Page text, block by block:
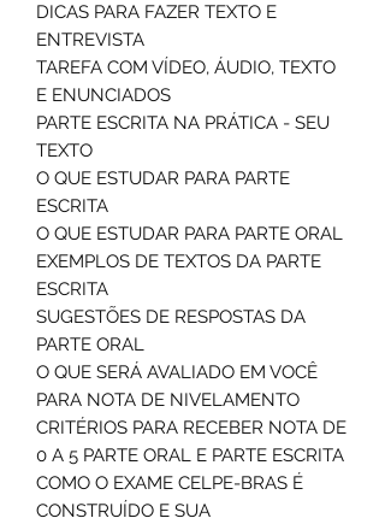
DICAS PARA FAZER TEXTO E
ENTREVISTA
TAREFA COM VÍDEO, ÁUDIO, TEXTO
E ENUNCIADOS
PARTE ESCRITA NA PRÁTICA - SEU
TEXTO
O QUE ESTUDAR PARA PARTE
ESCRITA
O QUE ESTUDAR PARA PARTE ORAL
EXEMPLOS DE TEXTOS DA PARTE
ESCRITA
SUGESTÕES DE RESPOSTAS DA
PARTE ORAL
O QUE SERÁ AVALIADO EM VOCÊ
PARA NOTA DE NIVELAMENTO
CRITÉRIOS PARA RECEBER NOTA DE
0 A 5 PARTE ORAL E PARTE ESCRITA
COMO O EXAME CELPE-BRAS É
CONSTRUÍDO E SUA